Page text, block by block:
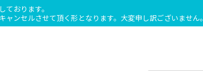
ております。
ャンセルさせて頂く形となります。大変申し訳ございません。